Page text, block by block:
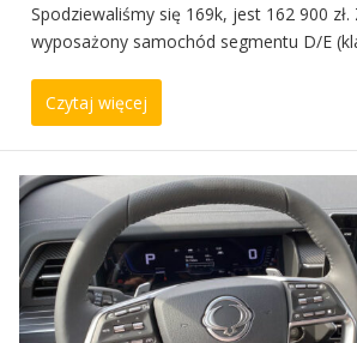
Spodziewaliśmy się 169k, jest 162 900 zł.
wyposażony samochód segmentu D/E
Czytaj więcej